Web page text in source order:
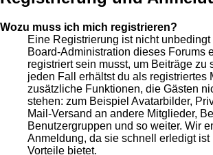
Wozu muss ich mich registrieren?
Eine Registrierung ist nicht
Board-Administration dieses Forums
registriert sein musst, um Beiträge zu
jeden Fall erhältst du als registriertes
zusätzliche Funktionen, die Gästen
stehen: zum Beispiel Avatarbilder,
Mail-Versand an andere Mitglieder,
Benutzergruppen und so weiter. Wir
Anmeldung, da sie schnell erledigt
Vorteile bietet.